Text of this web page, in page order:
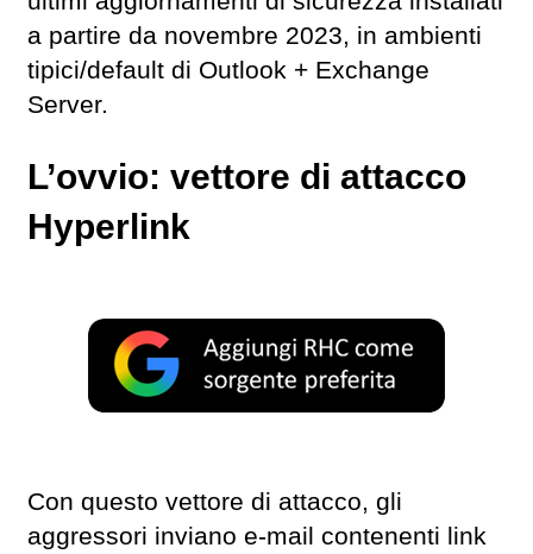
a partire da novembre 2023, in ambienti
tipici/default di Outlook + Exchange
Server.
L’ovvio: vettore di attacco
Hyperlink
Con questo vettore di attacco, gli
aggressori inviano e-mail contenenti link